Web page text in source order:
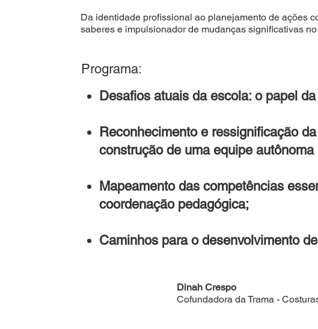
Da identidade profissional ao planejamento de ações
saberes e impulsionador de mudanças significativas
Programa:
Desafios atuais da escola: o papel
Reconhecimento e ressignificação
construção de uma equipe autônoma
Mapeamento das competências
coordenação pedagógica;
Caminhos para o desenvolvimento
Dinah Crespo
Cofundadora da Trama -